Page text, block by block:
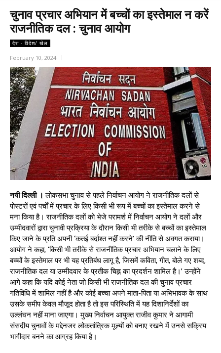
चुनाव प्रचार अभियान में बच्चों का इस्तेमाल न करें
राजनीतिक दल : चुनाव आयोग
देश - विदेश/ खेल
February 10, 2024
नयी दिल्ली । लोकसभा चुनाव से पहले निर्वाचन आयोग ने राजनीतिक दलों से
पोस्टरों एवं पर्चों में प्रचार के लिए किसी भी रूप में बच्चों का इस्तेमाल करने से
मना किया है। राजनीतिक दलों को भेजे परामर्श में निर्वाचन आयोग ने दलों और
उम्मीदवारों द्वारा चुनावी प्रक्रिया के दौरान किसी भी तरीके से बच्चों का इस्तेमाल
किए जाने के प्रति अपनी ‘कतई बर्दाश्त नहीं करने’ की नीति से अवगत कराया।
आयोग ने कहा, ‘किसी भी तरीके से राजनीतिक प्रचार अभियान चलाने के लिए
बच्चों के इस्तेमाल पर भी यह प्रतिबंध लागू है, जिसमें कविता, गीत, बोले गए शब्द,
राजनीतिक दल या उम्मीदवार के प्रतीक चिह्न का प्रदर्शन शामिल है।’ उन्होंने
आगे कहा कि यदि कोई नेता जो किसी भी राजनीतिक दल की चुनाव प्रचार
गतिविधि में शामिल नहीं है और कोई बच्चा अपने माता-पिता या अभिभावक के साथ
उसके समीप केवल मौजूद होता है तो इस परिस्थिति में यह दिशानिर्देशों का
उल्लंघन नहीं माना जाएगा। मुख्य निर्वाचन आयुक्त राजीव कुमार ने आगामी
संसदीय चुनावों के मद्देनजर लोकतांत्रिक मूल्यों को बनाए रखने में उनसे सक्रिय
भागीदार बनने का आग्रह किया है।